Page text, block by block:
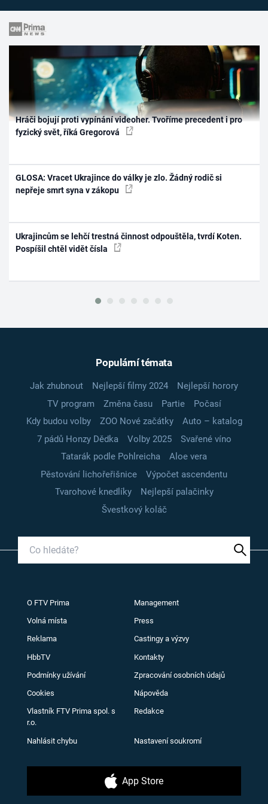
Hráči bojují proti vypínání videoher. Tvoříme precedent i pro
fyzický svět, říká Gregorová
GLOSA: Vracet Ukrajince do války je zlo. Žádný rodič si
nepřeje smrt syna v zákopu
Ukrajincům se lehčí trestná činnost odpouštěla, tvrdí Koten.
Pospíšil chtěl vidět čísla
Populární témata
Jak zhubnout Nejlepší filmy 2024
Nejlepší horory
TV program
Změna času Partie
Počasí
Kdy budou volby
ZOO Nové začátky
Auto – katalog
7 pádů Honzy Dědka
Volby 2025
Svařené víno
Tatarák podle Pohlreicha
Aloe vera
Pěstování lichořeřišnice
Výpočet ascendentu
Tvarohové knedlíky
Nejlepší palačinky
Švestkový koláč
O FTV Prima Management
Volná místa Press
Reklama Castingy a výzvy
HbbTV Kontakty
Podmínky užívání Zpracování osobních údajů
Cookies Nápověda
Vlastník FTV Prima spol. s
r.o.
Redakce
Nahlásit chybu Nastavení soukromí
App Store